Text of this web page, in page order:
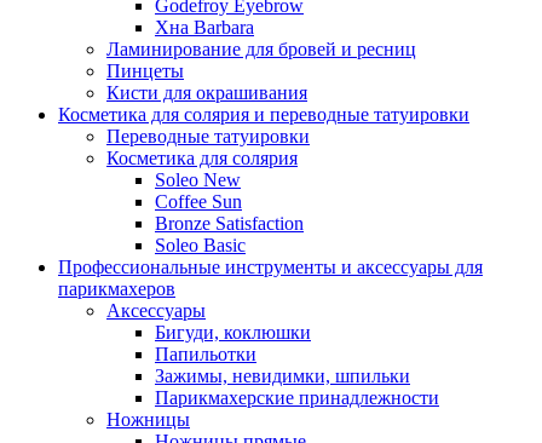
Godefroy Eyebrow
Хна Barbara
Ламинирование для бровей и ресниц
Пинцеты
Кисти для окрашивания
Косметика для солярия и переводные татуировки
Переводные татуировки
Косметика для солярия
Soleo New
Coffee Sun
Bronze Satisfaction
Soleo Basic
Профессиональные инструменты и аксессуары для
парикмахеров
Аксессуары
Бигуди, коклюшки
Папильотки
Зажимы, невидимки, шпильки
Парикмахерские принадлежности
Ножницы